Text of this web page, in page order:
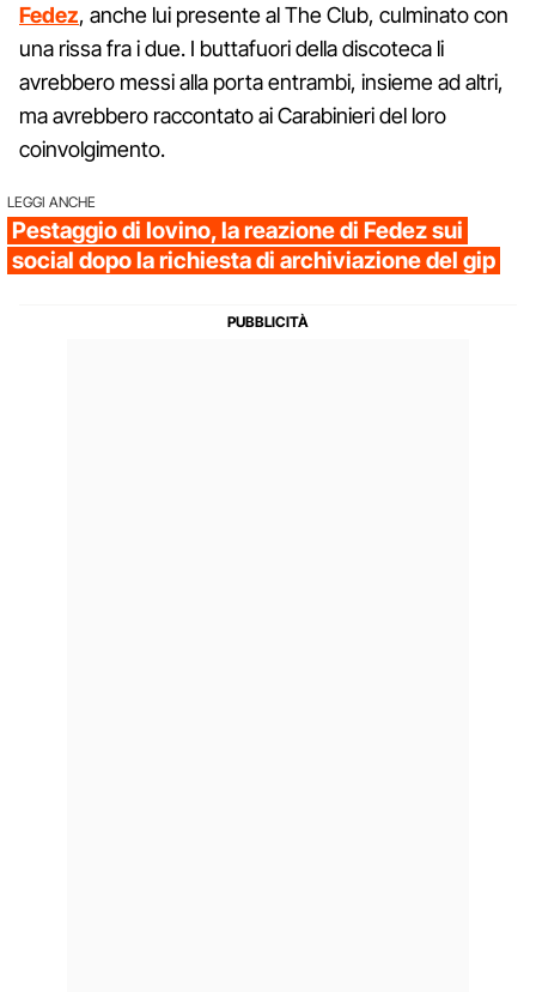
Fedez, anche lui presente al The Club, culminato con
una rissa fra i due. I buttafuori della discoteca li
avrebbero messi alla porta entrambi, insieme ad altri,
ma avrebbero raccontato ai Carabinieri del loro
coinvolgimento.
LEGGI ANCHE
Pestaggio di Iovino, la reazione di Fedez sui
social dopo la richiesta di archiviazione del gip